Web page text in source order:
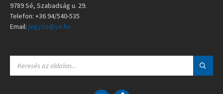
9789 Sé, Szabadság u. 29.
Telefon: +36 94/540-535
Email: jegyzo@se.hu
A